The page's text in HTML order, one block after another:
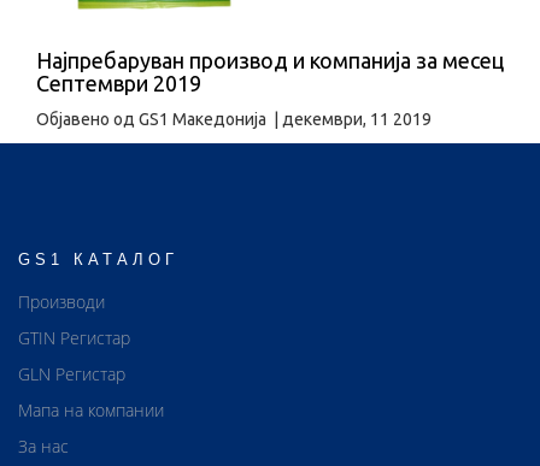
Најпребаруван производ и компанија за месец
Септември 2019
Објавено од GS1 Македонија декември, 11 2019
GS1 КАТАЛОГ
Производи
GTIN Регистар
GLN Регистар
Мапа на компании
За нас